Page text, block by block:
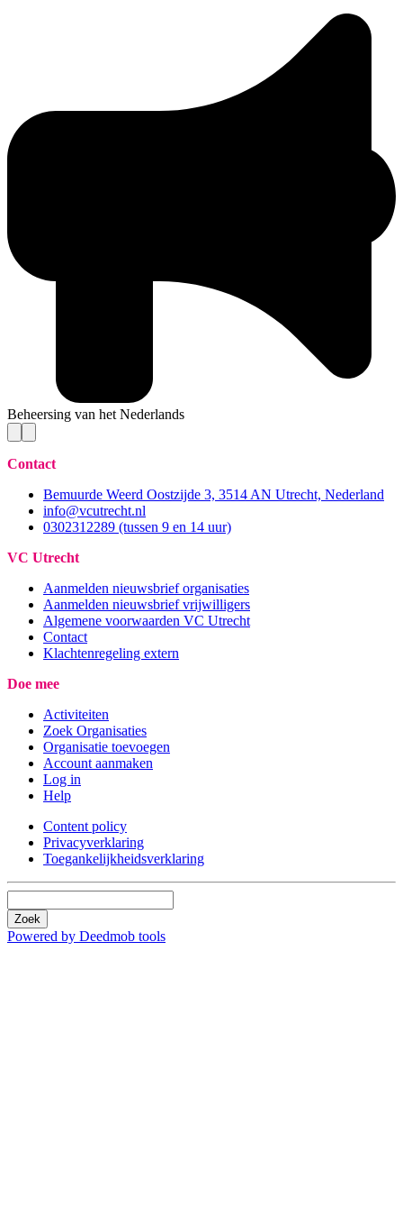
Beheersing van het Nederlands
Contact
Bemuurde Weerd Oostzijde 3, 3514 AN Utrecht, Nederland
info@vcutrecht.nl
0302312289 (tussen 9 en 14 uur)
VC Utrecht
Aanmelden nieuwsbrief organisaties
Aanmelden nieuwsbrief vrijwilligers
Algemene voorwaarden VC Utrecht
Contact
Klachtenregeling extern
Doe mee
Activiteiten
Zoek Organisaties
Organisatie toevoegen
Account aanmaken
Log in
Help
Content policy
Privacyverklaring
Toegankelijkheidsverklaring
Zoek
Powered by Deedmob tools